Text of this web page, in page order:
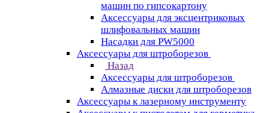
машин по гипсокартону
Аксессуары для эксцентриковых
шлифовальных машин
Насадки для PW5000
Аксессуары для штроборезов
Назад
Аксессуары для штроборезов
Алмазные диски для штроборезов
Аксессуары к лазерному инструменту